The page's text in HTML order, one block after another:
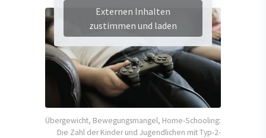
Externen Inhalten
zustimmen und laden
Übergewicht, Bewegungsmangel, Home-Schooling:
Die Zahl der Kinder und Jugendlichen mit Typ-2-